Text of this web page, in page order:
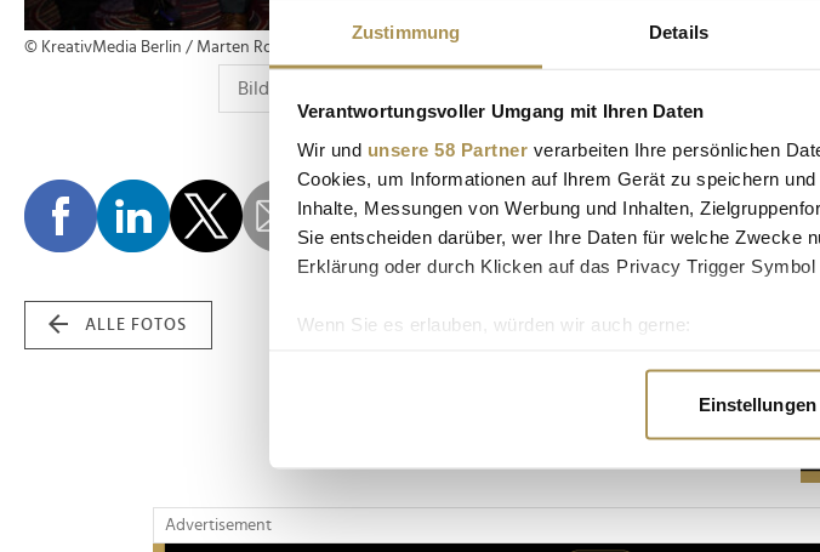
Zustimmung Details
Verantwortungsvoller Umgang mit Ihren Daten
Wir und unsere 58 Partner verarbeiten Ihre persönlichen
Cookies, um Informationen auf Ihrem Gerät zu speichern
Inhalte, Messungen von Werbung und Inhalten,
Sie entscheiden darüber, wer Ihre Daten für welche Zwecke
Erklärung oder durch Klicken auf das Privacy Trigger
Wenn Sie es erlauben, würden wir auch gerne:
Erfahren Sie mehr darüber, wie Ihre persönlichen Daten
Wir verwenden Cookies, um Inhalte und Anzeigen zu
© KreativMedia Berlin / Marten Ronneburg
ALLE FOTOS
Advertisement